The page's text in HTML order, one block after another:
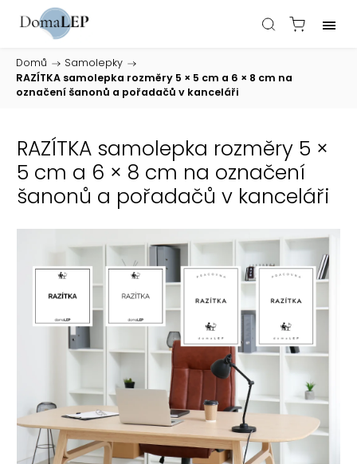
Domů / Samolepky /
RAZÍTKA samolepka rozměry 5 × 5 cm a 6 × 8 cm na
označení šanonů a pořadačů v kanceláři
RAZÍTKA samolepka rozměry 5 ×
5 cm a 6 × 8 cm na označení
šanonů a pořadačů v kanceláři